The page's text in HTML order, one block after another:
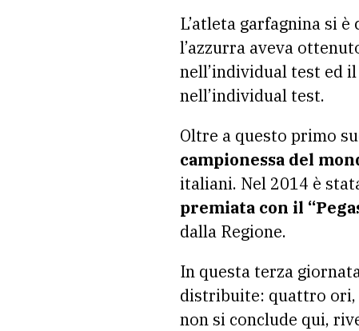
L’atleta garfagnina si
l’azzurra aveva
nell’individual test ed
nell’individual test.
Oltre a questo primo
campionessa del
italiani. Nel 2014 è
premiata con il
dalla Regione.
In questa terza
distribuite: quattro ori,
non si conclude qui,